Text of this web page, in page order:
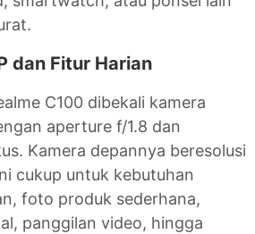
dan Fitur Harian
C100 dibekali kamera
aperture f/1.8 dan
Kamera depannya beresolusi
cukup untuk kebutuhan
foto produk sederhana,
panggilan video, hingga